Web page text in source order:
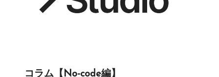
コラム【No-code編】